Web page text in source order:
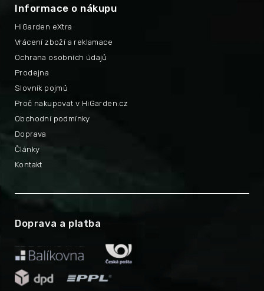
Informace o nákupu
HiGarden eXtra
Proč nakupovat v HiGarden.cz
Vrácení zboží a reklamace
Obchodní podmínky
Ochrana osobních údajů
Doprava
Prodejna
Články
Slovník pojmů
Kontakt
Doprava a platba